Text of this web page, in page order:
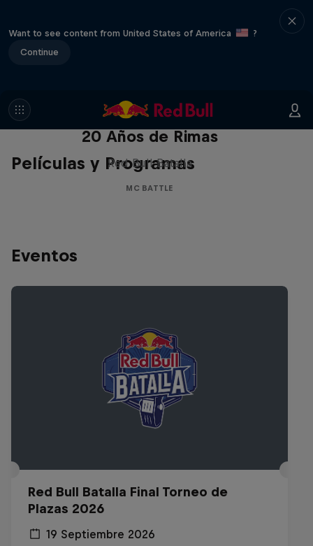
Want to see content from United States of America
?
Continue
Películas y Programas
Red Bull Batalla Nueva Historia:
20 Años de Rimas
Red Bull Batalla
MC BATTLE
Eventos
Red Bull Batalla Final Torneo de
Plazas 2026
19 Septiembre 2026